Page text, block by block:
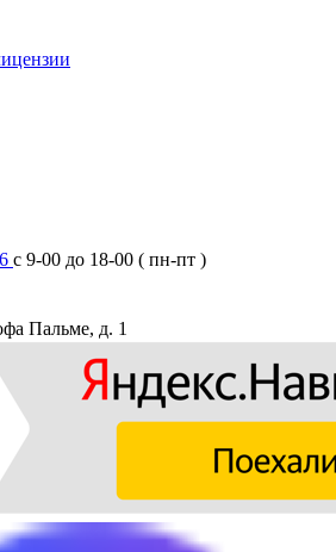
с 9-00 до 18-00 ( пн-пт )
Пальме, д. 1